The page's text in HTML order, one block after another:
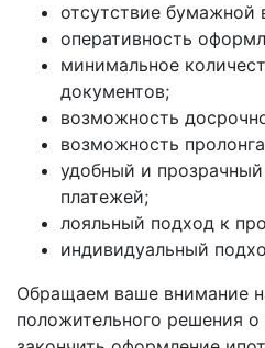
отсутствие бумажной
оперативность
минимальное
документов;
возможность
возможность
удобный и
платежей;
лояльный подход к
индивидуальный
Обращаем ваше внимание
положительного решения